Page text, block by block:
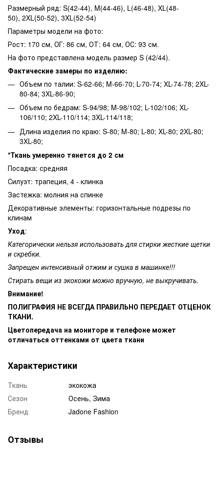
Размерный ряд: S(42-44), M(44-46), L(46-48), XL(48-
50), 2XL(50-52), 3XL(52-54)
Параметры модели на фото:
Рост: 170 см, ОГ: 86 см, ОТ: 64 см, ОС: 93 см.
На фото представлена модель размер S (42/44).
Фактические замеры по изделию:
Объем по талии: S-62-66; M-66-70; L-70-74; XL-74-78; 2XL-
80-84; 3XL-86-90;
Объем по бедрам: S-94/98; M-98/102; L-102/106; XL-
106/110; 2XL-110/114; 3XL-114/118;
Длина изделия по краю: S-80; M-80; L-80; XL-80; 2XL-80;
3XL-80;
*Ткань умеренно тянется до 2 см
Посадка: средняя
Силуэт: трапеция, 4 - клинка
Застежка: молния на спинке
Декоративные элементы: горизонтальные подрезы по
клинам
Уход:
Категорически нельзя использовать для стирки жесткие щетки
и скребки.
Запрещен интенсивный отжим и сушка в машинке!!!
Стирать вещи из экокожи можно вручную, не выкручивать.
Внимание!
ПОЛИГРАФИЯ НЕ ВСЕГДА ПРАВИЛЬНО ПЕРЕДАЕТ ОТЦЕНОК
ТКАНИ.
Цветопередача на мониторе и телефоне может
отличаться оттенками от цвета ткани
Характеристики
Ткань
экокожа
Сезон
Осень, Зима
Бренд
Jadone Fashion
Отзывы